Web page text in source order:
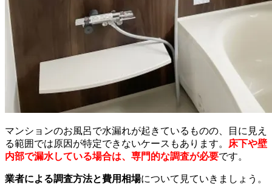
マンションのお風呂で水漏れが起きているものの、目に見え
る範囲では原因が特定できないケースもあります。
床下や壁
内部で漏水している場合は、専門的な調査が必要です。
業者による調査方法と費用相場について見ていきましょう。